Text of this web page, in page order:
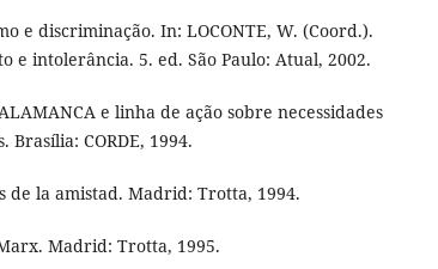
e discriminação. In: LOCONTE, W. (Coord.).
e intolerância. 5. ed. São Paulo: Atual, 2002.
e linha de ação sobre necessidades
Brasília: CORDE, 1994.
de la amistad. Madrid: Trotta, 1994.
Marx. Madrid: Trotta, 1995.